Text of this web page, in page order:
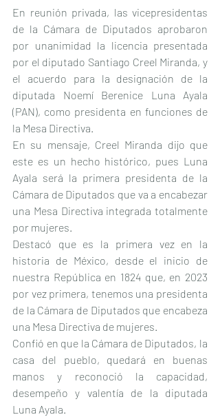
En reunión privada, las vicepresidentas
de la Cámara de Diputados aprobaron
por unanimidad la licencia presentada
por el diputado Santiago Creel Miranda, y
el acuerdo para la designación de la
diputada Noemí Berenice Luna Ayala
(PAN), como presidenta en funciones de
la Mesa Directiva.
En su mensaje, Creel Miranda dijo que
este es un hecho histórico, pues Luna
Ayala será la primera presidenta de la
Cámara de Diputados que va a encabezar
una Mesa Directiva integrada totalmente
por mujeres.
Destacó que es la primera vez en la
historia de México, desde el inicio de
nuestra República en 1824 que, en 2023
por vez primera, tenemos una presidenta
de la Cámara de Diputados que encabeza
una Mesa Directiva de mujeres.
Confió en que la Cámara de Diputados, la
casa del pueblo, quedará en buenas
manos y reconoció la capacidad,
desempeño y valentía de la diputada
Luna Ayala.